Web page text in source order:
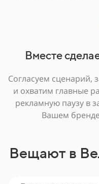
Вместе
Согласуем сценарий,
и охватим главные
рекламную паузу в
Вашем
Вещают в